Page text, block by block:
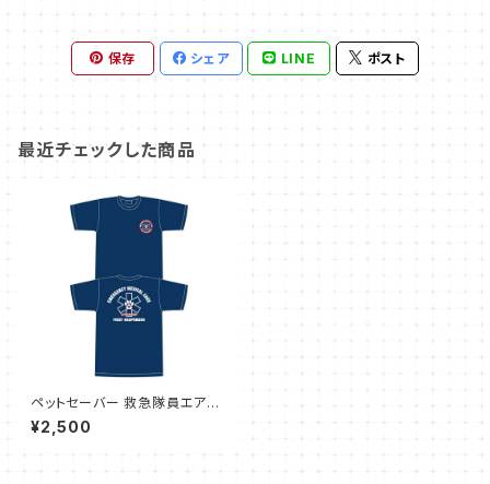
保存 シェア LINE ポスト
最近チェックした商品
ペットセーバー 救急隊員エアラ
イドTシャツ(First Responde
r) サイズ L
¥2,500